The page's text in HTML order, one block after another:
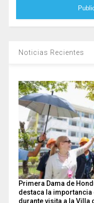
Noticias Recientes
Primera Dama de
destaca la
durante visita a la Villa